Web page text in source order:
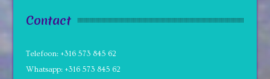
Contact
Telefoon: +316 573 845 62
Whatsapp: +316 573 845 62